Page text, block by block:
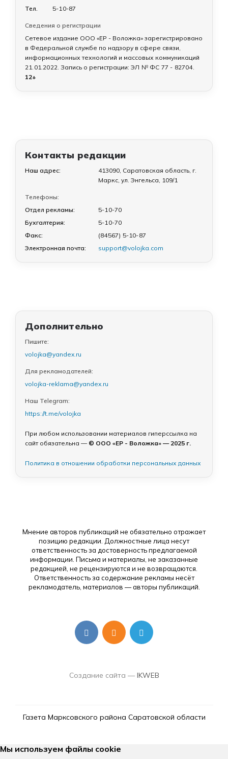
Тел.
5-10-87
Сведения о регистрации
Сетевое издание ООО «ЕР - Воложка» зарегистрировано
в Федеральной службе по надзору в сфере связи,
информационных технологий и массовых коммуникаций
21.01.2022. Запись о регистрации: ЭЛ № ФС 77 - 82704.
12+
Контакты редакции
Наш адрес:
413090, Саратовская область, г.
Маркс, ул. Энгельса, 109/1
Телефоны:
Отдел рекламы:
5-10-70
Бухгалтерия:
5-10-70
Факс:
(84567) 5-10-87
Электронная почта:
support@volojka.com
Дополнительно
Пишите:
volojka@yandex.ru
Для рекламодателей:
volojka-reklama@yandex.ru
Наш Telegram:
https://t.me/volojka
При любом использовании материалов гиперссылка на
сайт обязательна — © ООО «ЕР - Воложка» — 2025 г.
Политика в отношении обработки персональных данных
Мнение авторов публикаций не обязательно отражает
позицию редакции. Должностные лица несут
ответственность за достоверность предлагаемой
информации. Письма и материалы, не заказанные
редакцией, не рецензируются и не возвращаются.
Ответственность за содержание рекламы несёт
рекламодатель, материалов — авторы публикаций.
Создание сайта — IKWEB
Газета Марксовского района Саратовской области
Мы используем файлы cookie